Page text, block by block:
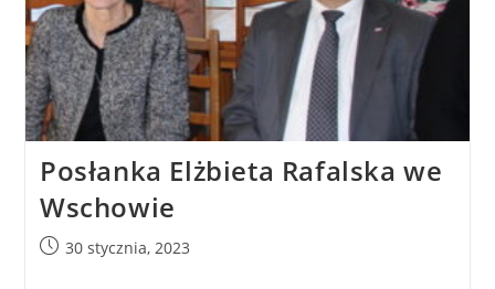
Posłanka Elżbieta Rafalska we
Wschowie
30 stycznia, 2023